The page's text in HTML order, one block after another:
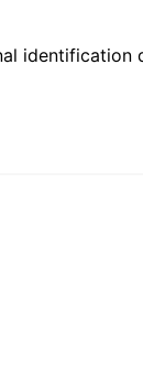
identification